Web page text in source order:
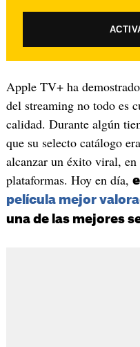
Apple TV+ ha
del streaming no todo es
calidad. Durante algún
que su selecto catálogo
alcanzar un éxito viral,
plataformas. Hoy en día,
película mejor
una de las mejores